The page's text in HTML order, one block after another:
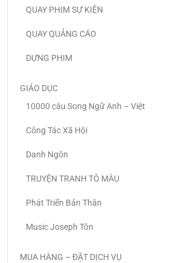
QUAY PHIM SỰ KIỆN
QUAY QUẢNG CÁO
DỰNG PHIM
GIÁO DỤC
10000 câu Song Ngữ Anh – Việt
Công Tác Xã Hội
Danh Ngôn
TRUYỆN TRANH TÔ MÀU
Phát Triển Bản Thân
Music Joseph Tôn
MUA HÀNG – ĐẶT DỊCH VỤ